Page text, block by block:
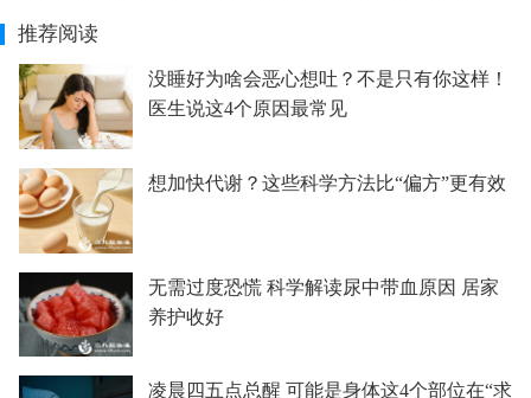
推荐阅读
没睡好为啥会恶心想吐？不是只有你这样！
医生说这4个原因最常见
想加快代谢？这些科学方法比“偏方”更有效
无需过度恐慌 科学解读尿中带血原因 居家
养护收好
凌晨四五点总醒 可能是身体这4个部位在“求